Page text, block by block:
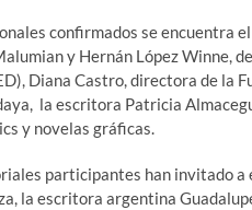
confirmados se encuentra
y Hernán López Winne,
Diana Castro, directora de la
la escritora Patricia
y novelas gráficas.
participantes han invitado
la escritora argentina